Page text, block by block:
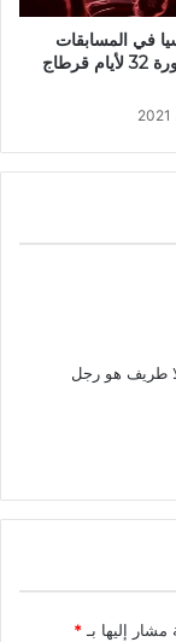
في المسابقات
الرسمية للدورة 32 لأيام قرطاج
طريف هو رجل
مشار إليها بـ*